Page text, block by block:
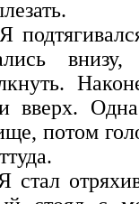
вверх.
потом